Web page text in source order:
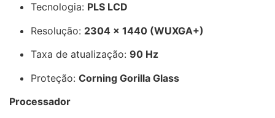
Tecnologia: PLS LCD
Resolução: 2304 × 1440 (WUXGA+)
Taxa de atualização: 90 Hz
Proteção: Corning Gorilla Glass
Processador